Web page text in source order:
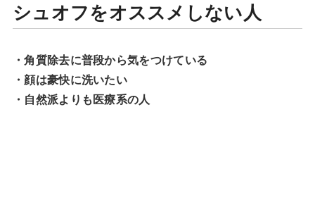
シュオフをオススメしない人
・角質除去に普段から気をつけている
・顔は豪快に洗いたい
・自然派よりも医療系の人